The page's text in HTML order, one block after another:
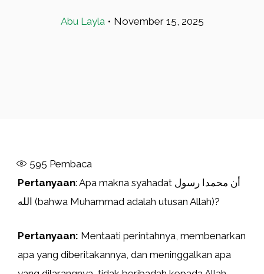
Abu Layla • November 15, 2025
595 Pembaca
Pertanyaan: Apa makna syahadat أن محمدا رسول
الله (bahwa Muhammad adalah utusan Allah)?
Pertanyaan: Mentaati perintahnya, membenarkan
apa yang diberitakannya, dan meninggalkan apa